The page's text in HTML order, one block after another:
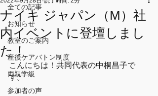
全ての記事
お知らせ
教室のご案内
産後ケアバトン制度
両親学級
参加者の声
ナイキ ジャパン（M）社
内イベントに登壇しまし
た！
こんにちは！共同代表の中桐昌子で
す。